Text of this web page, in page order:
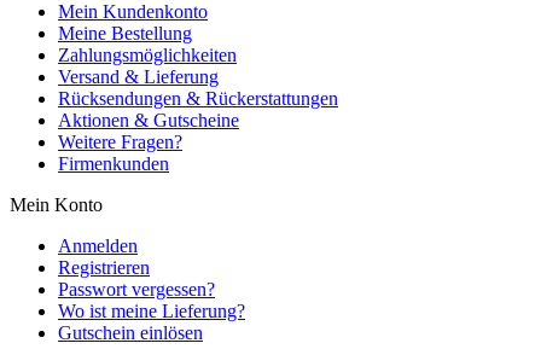
Mein Kundenkonto
Meine Bestellung
Zahlungsmöglichkeiten
Versand & Lieferung
Rücksendungen & Rückerstattungen
Aktionen & Gutscheine
Weitere Fragen?
Firmenkunden
Mein Konto
Anmelden
Registrieren
Passwort vergessen?
Wo ist meine Lieferung?
Gutschein einlösen